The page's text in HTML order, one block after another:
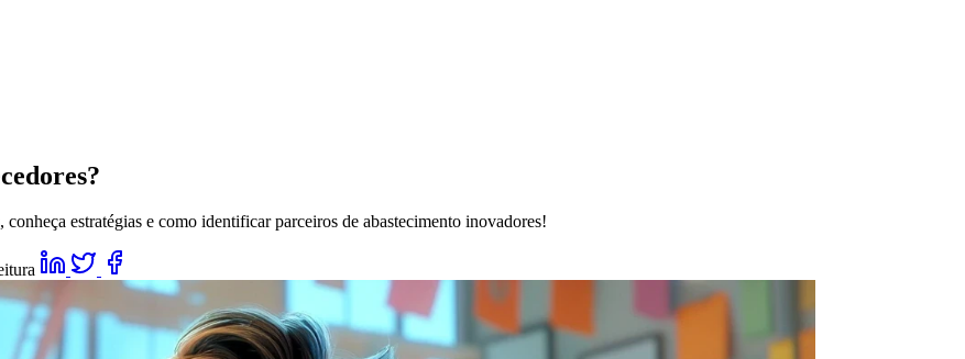
estratégias e como identificar parceiros de abastecimento inovadores!